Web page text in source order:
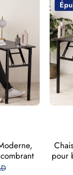
pour